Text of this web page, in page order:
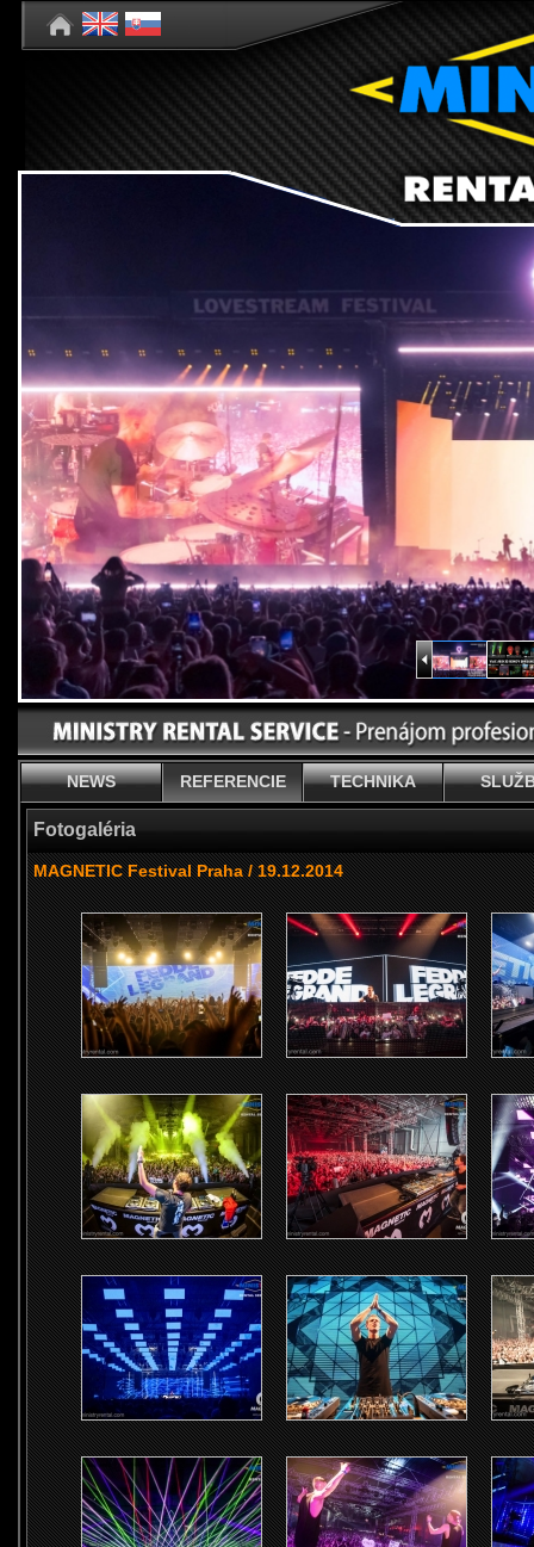
NEWS REFERENCIE TECHNIKA
Fotogaléria
MAGNETIC Festival Praha / 19.12.2014